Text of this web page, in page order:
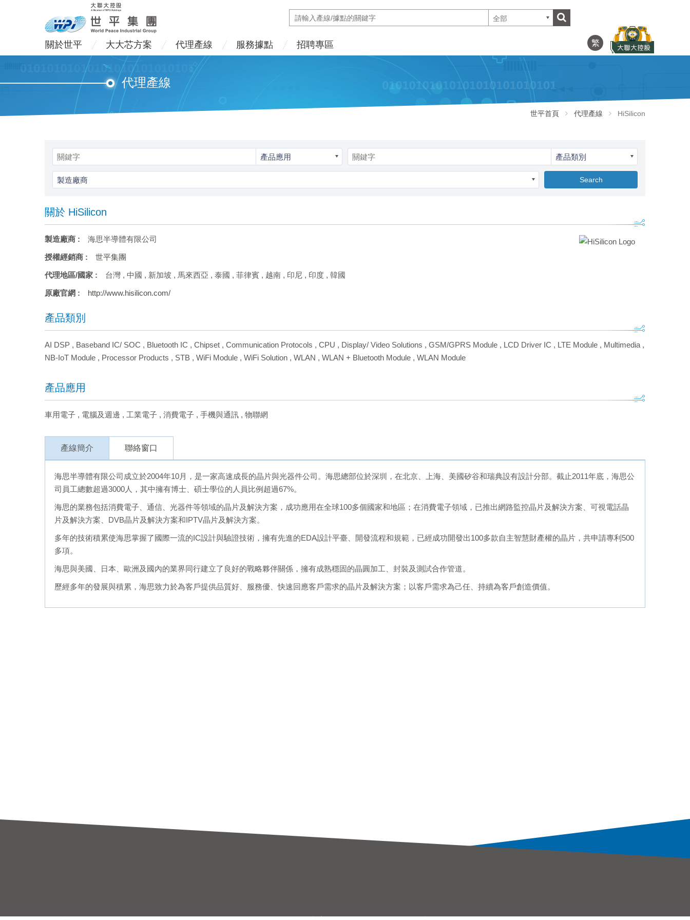
全部
關於世平 大大芯方案 代理產線 服務據點 招聘專區 繁
代理產線
世平首頁 代理產線 HiSilicon
產品應用 產品類別
製造廠商 Search
關於 HiSilicon
製造廠商 : 海思半導體有限公司
授權經銷商 : 世平集團
代理地區/國家 : 台灣 , 中國 , 新加坡 , 馬來西亞 , 泰國 , 菲律賓 , 越南 , 印尼 , 印度 , 韓國
原廠官網 : http://www.hisilicon.com/
產品類別
AI DSP , Baseband IC/ SOC , Bluetooth IC , Chipset , Communication Protocols , CPU , Display/ Video Solutions , GSM/GPRS Module , LCD Driver IC , LTE Module , Multimedia ,
NB-IoT Module , Processor Products , STB , WiFi Module , WiFi Solution , WLAN , WLAN + Bluetooth Module , WLAN Module
產品應用
車用電子 , 電腦及週邊 , 工業電子 , 消費電子 , 手機與通訊 , 物聯網
產線簡介 聯絡窗口
海思半導體有限公司成立於2004年10月，是一家高速成長的晶片與光器件公司。海思總部位於深圳，在北京、上海、美國矽谷和瑞典設有設計分部。截止2011年底，海思公
司員工總數超過3000人，其中擁有博士、碩士學位的人員比例超過67%。
海思的業務包括消費電子、通信、光器件等領域的晶片及解決方案，成功應用在全球100多個國家和地區；在消費電子領域，已推出網路監控晶片及解決方案、可視電話晶
片及解決方案、DVB晶片及解決方案和IPTV晶片及解決方案。
多年的技術積累使海思掌握了國際一流的IC設計與驗證技術，擁有先進的EDA設計平臺、開發流程和規範，已經成功開發出100多款自主智慧財產權的晶片，共申請專利500
多項。
海思與美國、日本、歐洲及國內的業界同行建立了良好的戰略夥伴關係，擁有成熟穩固的晶圓加工、封裝及測試合作管道。
歷經多年的發展與積累，海思致力於為客戶提供品質好、服務優、快速回應客戶需求的晶片及解決方案；以客戶需求為己任、持續為客戶創造價值。